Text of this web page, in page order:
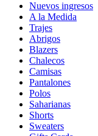
Nuevos ingresos
A la Medida
Trajes
Abrigos
Blazers
Chalecos
Camisas
Pantalones
Polos
Saharianas
Shorts
Sweaters